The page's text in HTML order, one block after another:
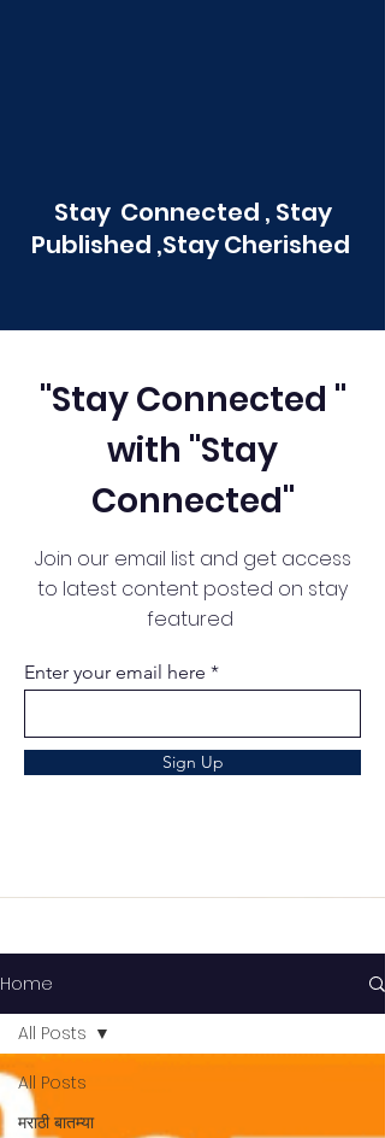
Stay Connected , Stay
Published ,Stay Cherished
"Stay Connected "
with "Stay
Connected"
Join our email list and get access
to latest content posted on stay
featured
Enter your email here
Sign Up
Home
All Posts
मराठी बातम्या
All Posts